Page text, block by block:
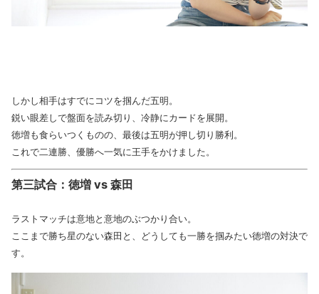
しかし相手はすでにコツを掴んだ五明。
鋭い眼差しで盤面を読み切り、冷静にカードを展開。
徳増も食らいつくものの、最後は五明が押し切り勝利。
これで二連勝、優勝へ一気に王手をかけました。
第三試合：徳増 vs 森田
ラストマッチは意地と意地のぶつかり合い。
ここまで勝ち星のない森田と、どうしても一勝を掴みたい徳増の対決で
す。